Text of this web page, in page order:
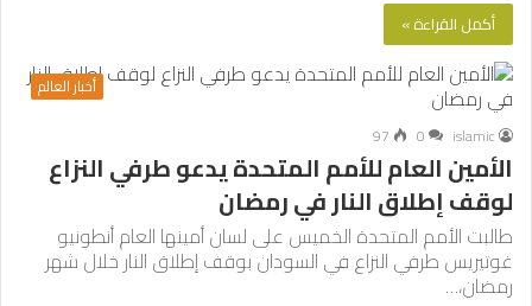
أكمل القراءة »
أخبار العالم
islamic
0
97
الأمين العام للأمم المتحدة يدعو طرفي النزاع
لوقف إطلاق النار في رمضان
طالبت الأمم المتحدة الخميس على لسان أمينها العام أنطونيو
غوتيريس طرفي النزاع في السودان بوقف إطلاق النار خلال شهر
رمضان،…